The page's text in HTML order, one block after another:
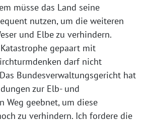
müsse das Land seine
nutzen, um die weiteren
und Elbe zu verhindern.
gepaart mit
darf nicht
Bundesverwaltungsgericht hat
zur Elb- und
Weg geebnet, um diese
zu verhindern. Ich fordere die